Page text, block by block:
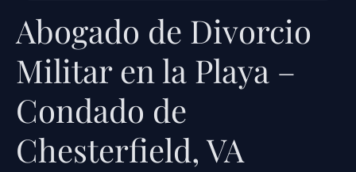
Abogado de Divorcio
Militar en la Playa –
Condado de
Chesterfield, VA